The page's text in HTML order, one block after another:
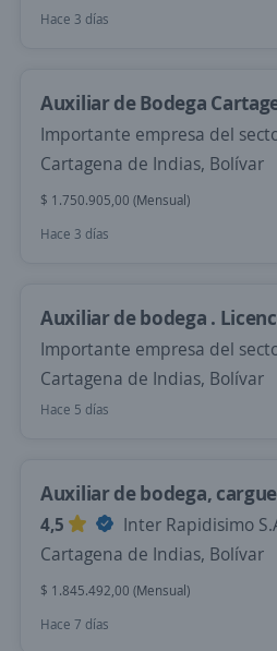
Hace 3 días
Auxiliar de Bodega
Importante empresa del
Cartagena de Indias, Bolívar
$ 1.750.905,00 (Mensual)
Hace 3 días
Auxiliar de bodega .
Importante empresa del
Cartagena de Indias, Bolívar
Hace 5 días
Auxiliar de bodega,
4,5
Inter Rapidisimo
Cartagena de Indias, Bolívar
$ 1.845.492,00 (Mensual)
Hace 7 días